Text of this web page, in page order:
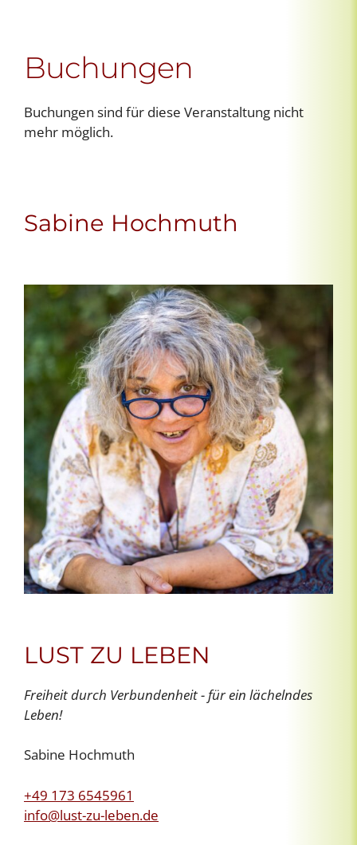
Buchungen
Buchungen sind für diese Veranstaltung nicht
mehr möglich.
Sabine Hochmuth
LUST ZU LEBEN
Freiheit durch Verbundenheit - für ein lächelndes
Leben!
Sabine Hochmuth
+49 173 6545961
info@lust-zu-leben.de